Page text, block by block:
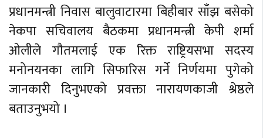
प्रधानमन्त्री निवास बालुवाटारमा बिहीबार साँझ बसेको
नेकपा सचिवालय बैठकमा प्रधानमन्त्री केपी शर्मा
ओलीले गौतमलाई एक रिक्त राष्ट्रियसभा सदस्य
मनोनयनका लागि सिफारिस गर्ने निर्णयमा पुगेको
जानकारी दिनुभएको प्रवक्ता नारायणकाजी श्रेष्ठले
बताउनुभयो ।